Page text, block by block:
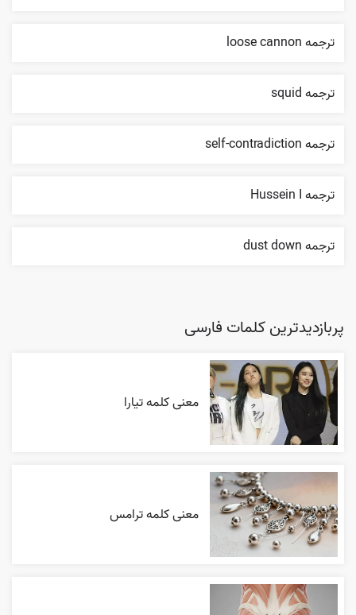
ترجمه loose cannon
ترجمه squid
ترجمه self-contradiction
ترجمه Hussein I
ترجمه dust down
پربازدیدترین کلمات فارسی
معنی کلمه تیارا
معنی کلمه ترامس